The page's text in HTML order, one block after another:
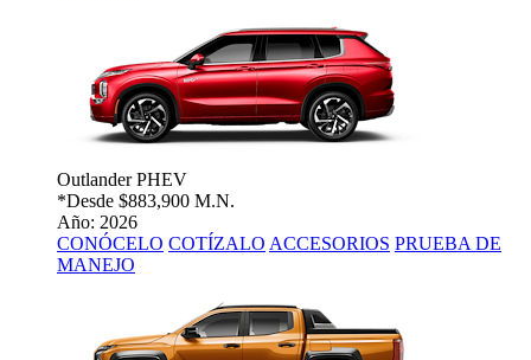
Outlander PHEV
*Desde $883,900 M.N.
Año: 2026
CONÓCELO COTÍZALO ACCESORIOS PRUEBA DE
MANEJO